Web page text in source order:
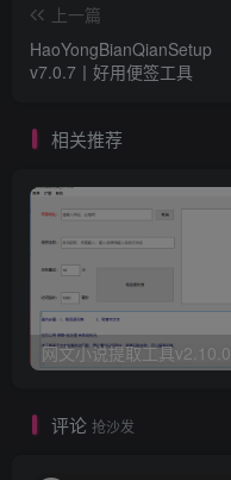
上一篇
HaoYongBianQianSetup
v7.0.7丨好用便签工具
相关推荐
评论 抢沙发